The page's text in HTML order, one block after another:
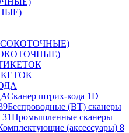
Сканер штрих-кода 1D
Беспроводные (BT) сканеры
31Промышленные сканеры
(аксессуары) 8